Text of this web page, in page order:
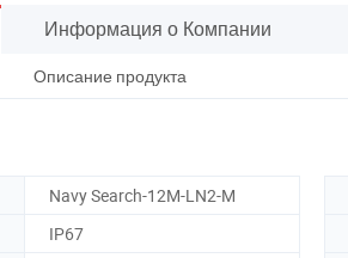
Информация о Компании
Описание продукта
Navy Search-12M-LN2-M
IP67